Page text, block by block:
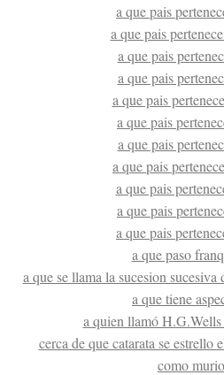
a que pais
a que pais
a que pais
a que pais
a que pais
a que pais
a que pais
a que pais
a que pais
a que pais
a que pais
a que paso
a que se llama la sucesion sucesiva
a que tiene
a quien llamó
cerca de que catarata se
como